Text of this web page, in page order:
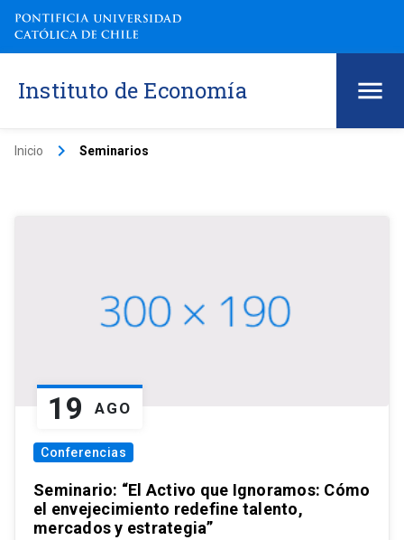
Instituto de Economía
Inicio keyboard_arrow_right Seminarios
19 AGO
Conferencias
Seminario: “El Activo que Ignoramos: Cómo
el envejecimiento redefine talento,
mercados y estrategia”